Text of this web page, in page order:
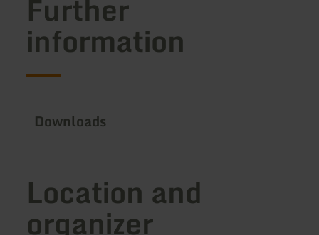
Further
information
Downloads
Location and
organizer